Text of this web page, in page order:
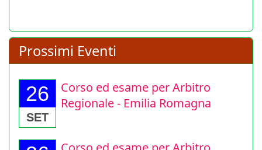
Prossimi Eventi
26
SET
Corso ed esame per Arbitro
Regionale - Emilia Romagna